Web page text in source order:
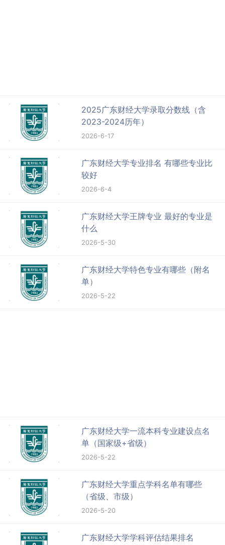
2025广东财经大学录取分数线（含
2023-2024历年）
2026-6-17
广东财经大学专业排名 有哪些专业比
较好
2026-6-4
广东财经大学王牌专业 最好的专业是
什么
2026-5-30
广东财经大学特色专业有哪些（附名
单）
2026-5-22
广东财经大学一流本科专业建设点名
单（国家级+省级）
2026-5-22
广东财经大学重点学科名单有哪些
（省级、市级）
2026-5-20
广东财经大学学科评估结果排名